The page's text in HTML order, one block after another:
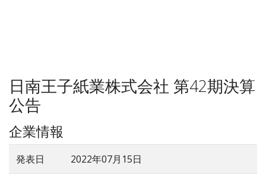
日南王子紙業株式会社 第42期決算
公告
企業情報
発表日 2022年07月15日